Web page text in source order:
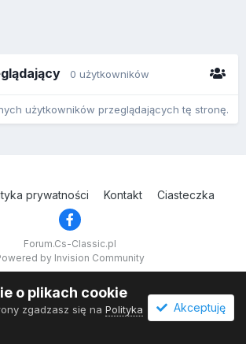
0 użytkowników
użytkowników przeglądających tę stronę.
prywatności Kontakt Ciasteczka
Forum.Cs-Classic.pl
by Invision Community
o plikach cookie
zgadzasz się na Polityka
Akceptuję